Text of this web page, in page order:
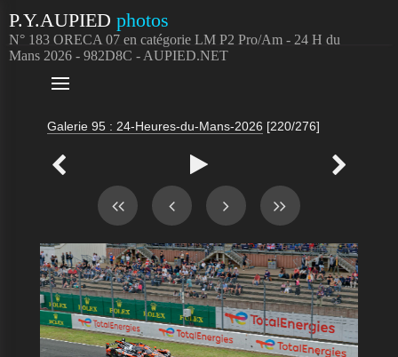
P.Y.AUPIED photos
N° 183 ORECA 07 en catégorie LM P2 Pro/Am - 24 H du
Mans 2026 - 982D8C - AUPIED.NET

Galerie 95 : 24-Heures-du-Mans-2026 [220/276]
  